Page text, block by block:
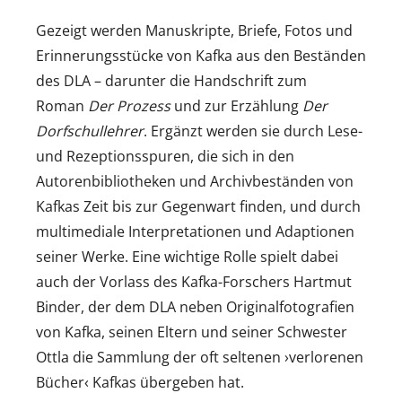
Gezeigt werden Manuskripte, Briefe, Fotos und
Erinnerungsstücke von Kafka aus den Beständen
des DLA – darunter die Handschrift zum
Roman Der Prozessund zur Erzählung Der
Dorfschullehrer. Ergänzt werden sie durch Lese-
und Rezeptionsspuren, die sich in den
Autorenbibliotheken und Archivbeständen von
Kafkas Zeit bis zur Gegenwart finden, und durch
multimediale Interpretationen und Adaptionen
seiner Werke. Eine wichtige Rolle spielt dabei
auch der Vorlass des Kafka-Forschers Hartmut
Binder, der dem DLA neben Originalfotografien
von Kafka, seinen Eltern und seiner Schwester
Ottla die Sammlung der oft seltenen ›verlorenen
Bücher‹ Kafkas übergeben hat.